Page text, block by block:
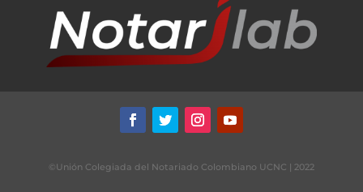
©Unión Colegiada del Notariado Colombiano UCNC | 2022